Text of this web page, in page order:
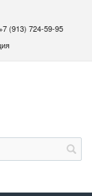
(913) 724-59-95